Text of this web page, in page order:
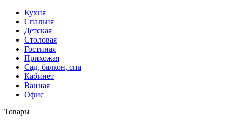
Кухня
Спальня
Детская
Столовая
Гостиная
Прихожая
Сад, балкон, спа
Кабинет
Ванная
Офис
Товары